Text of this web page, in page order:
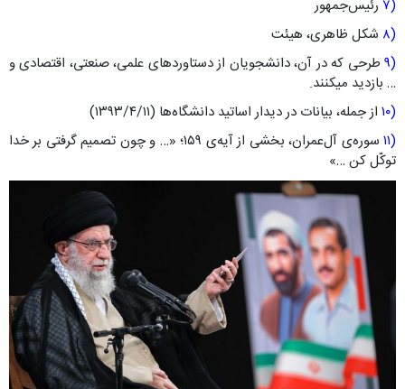
(۷ رئیس‌جمهور
(۸ شکل ظاهری، هیئت
(۹ طرحی که در آن، دانشجویان از دستاوردهای علمی، صنعتی، اقتصادی و
… بازدید میکنند.
(۱۰ از جمله، بیانات در دیدار اساتید دانشگاه‌ها (۱۳۹۳/۴/۱۱)
(۱۱
سوره‌ی آل‌عمران، بخشی از آیه‌ی ۱۵۹؛ «… و چون تصمیم گرفتى بر خدا
توکّل کن …»